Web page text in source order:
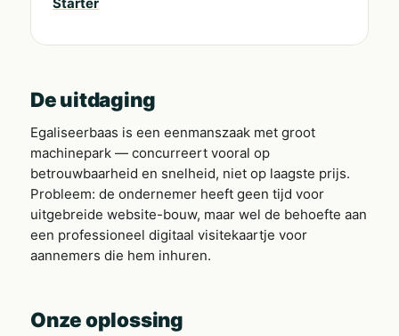
De uitdaging
Egaliseerbaas is een eenmanszaak met groot
machinepark — concurreert vooral op
betrouwbaarheid en snelheid, niet op laagste prijs.
Probleem: de ondernemer heeft geen tijd voor
uitgebreide website-bouw, maar wel de behoefte aan
een professioneel digitaal visitekaartje voor
aannemers die hem inhuren.
Onze oplossing